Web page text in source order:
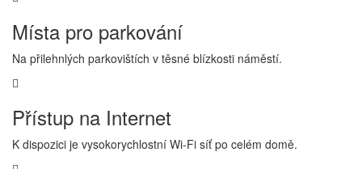
Místa pro parkování
Na přilehnlých parkovištích v těsné blízkosti náměstí.
Přístup na Internet
K dispozici je vysokorychlostní Wi-Fi síť po celém domě.